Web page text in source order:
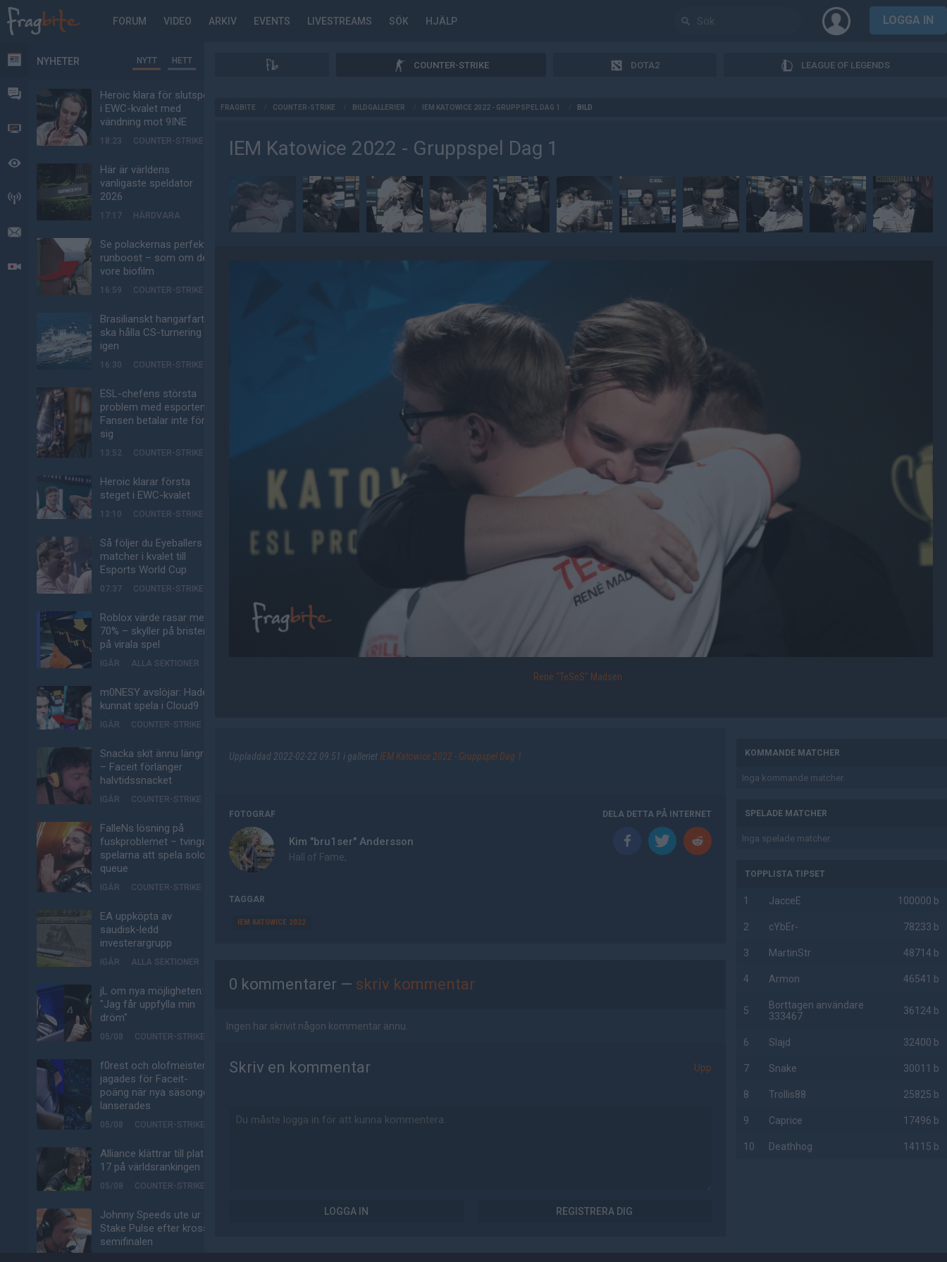
FORUM VIDEO ARKIV EVENTS LIVESTREAMS SÖK HJÄLP LOGGA IN
NYHETER
VIDEO
BEVAKAT
HÄNDELSER
LIVESÄNDNINGAR
NYHETER NYTT HETT
Heroic klara för slutspel
i EWC-kvalet med
vändning mot 9INE
18:23 COUNTER-STRIKE
Här är världens
vanligaste speldator
2026
17:17 HÅRDVARA
Se polackernas perfekta
runboost – som om det
vore biofilm
16:59 COUNTER-STRIKE
Brasilianskt hangarfartyg
ska hålla CS-turnering –
igen
16:30 COUNTER-STRIKE
ESL-chefens största
problem med esporten:
Fansen betalar inte för
sig
13:52 COUNTER-STRIKE
Heroic klarar första
steget i EWC-kvalet
13:10 COUNTER-STRIKE
Så följer du Eyeballers
matcher i kvalet till
Esports World Cup
07:37 COUNTER-STRIKE
Roblox värde rasar med
70% – skyller på bristen
på virala spel
IGÅR ALLA SEKTIONER
m0NESY avslöjar: Hade
kunnat spela i Cloud9
IGÅR COUNTER-STRIKE
Snacka skit ännu längre
– Faceit förlänger
halvtidssnacket
IGÅR COUNTER-STRIKE
FalleNs lösning på
fuskproblemet – tvinga
spelarna att spela solo-
queue
IGÅR COUNTER-STRIKE
EA uppköpta av
saudisk-ledd
investerargrupp
IGÅR ALLA SEKTIONER
jL om nya möjligheten:
"Jag får uppfylla min
dröm"
05/08 COUNTER-STRIKE
f0rest och olofmeister
jagades för Faceit-
poäng när nya säsongen
lanserades
05/08 COUNTER-STRIKE
Alliance klättrar till plats
17 på världsrankingen
05/08 COUNTER-STRIKE
Johnny Speeds ute ur
Stake Pulse efter kross i
semifinalen
COUNTER-STRIKE DOTA2 LEAGUE OF LEGENDS
FRAGBITE COUNTER-STRIKE BILDGALLERIER IEM KATOWICE 2022 - GRUPPSPEL DAG 1 BILD
IEM Katowice 2022 - Gruppspel Dag 1
Rene "TeSeS" Madsen
Uppladdad 2022-02-22 09:51 i galleriet IEM Katowice 2022 - Gruppspel Dag 1
DELA DETTA PÅ INTERNET
FOTOGRAF
Kim "bru1ser" Andersson
Hall of Fame,
TAGGAR
IEM KATOWICE 2022
0 kommentarer — skriv kommentar
Ingen har skrivit någon kommentar ännu.
Skriv en kommentar Upp
LOGGA IN REGISTRERA DIG
KOMMANDE MATCHER
Inga kommande matcher.
SPELADE MATCHER
Inga spelade matcher.
TOPPLISTA TIPSET
1 JacceE 100000 b
2 cYbEr- 78233 b
3 MartinStr 48714 b
4 Armon 46541 b
5
Borttagen användare
333467
36124 b
6 Slajd 32400 b
7 Snake 30011 b
8 Trollis88 25825 b
9 Caprice 17496 b
10 Deathhog 14115 b